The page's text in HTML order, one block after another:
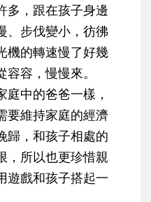
多，跟在孩子身邊
、步伐變小，彷彿
機的轉速慢了好幾
容，慢慢來。
中的爸爸一樣，
要維持家庭的經濟
歸，和孩子相處的
，所以也更珍惜親
遊戲和孩子搭起一